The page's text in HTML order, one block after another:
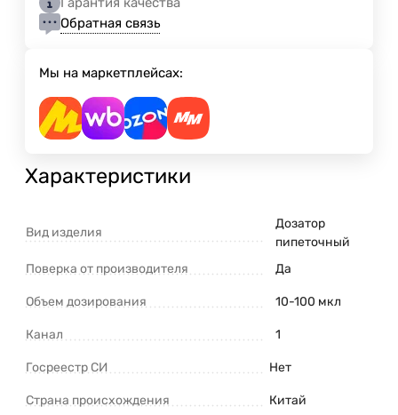
Обратная связь
Мы на маркетплейсах:
Характеристики
Вид изделия
Дозатор
пипеточный
Поверка от производителя
Да
Объем дозирования 10-100 мкл
Канал 1
Госреестр СИ Нет
Страна происхождения Китай